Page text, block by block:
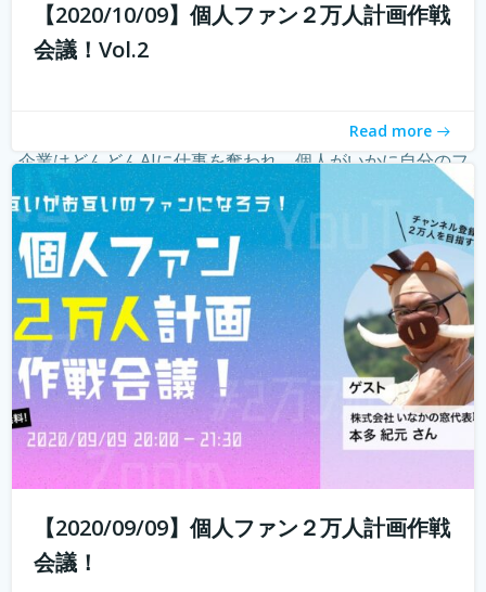
【2020/10/09】個人ファン２万人計画作戦
会議！Vol.2
Read more
たことを薄々感じている方も多いのではないでしょうか？
企業はどんどんAIに仕事を奪われ、個人がいかに自分のフ
ァンを増やしていく...
【2020/09/09】個人ファン２万人計画作戦
会議！
withコロナ時代に入り、オンライン化が加速化すること